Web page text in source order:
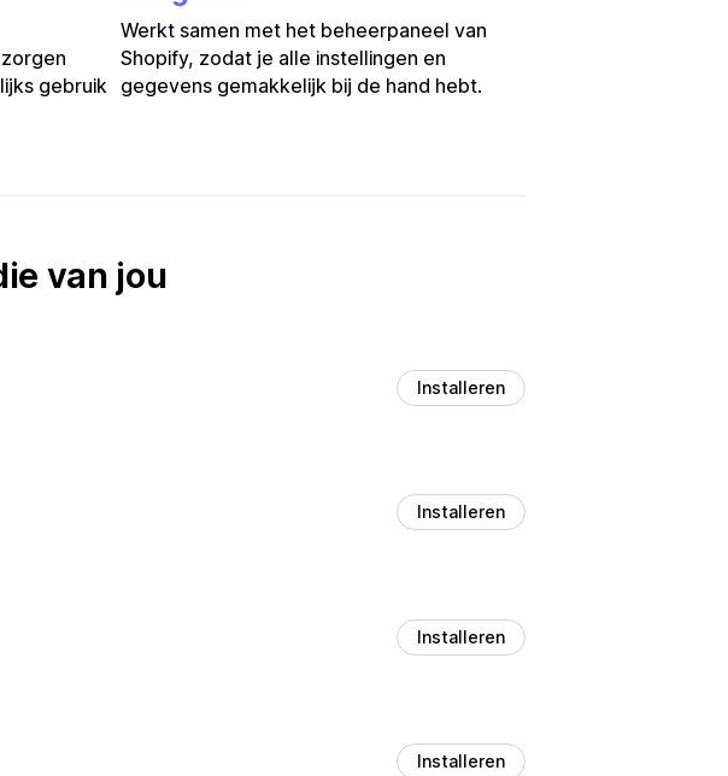
gebruik
Werkt samen met het beheerpaneel van
Shopify, zodat je alle instellingen en
gegevens gemakkelijk bij de hand hebt.
van jou
Installeren
Installeren
Installeren
Installeren